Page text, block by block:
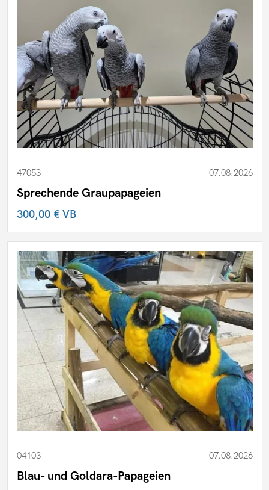
47053 07.08.2026
Sprechende Graupapageien
300,00 €VB
04103 07.08.2026
Blau- und Goldara-Papageien